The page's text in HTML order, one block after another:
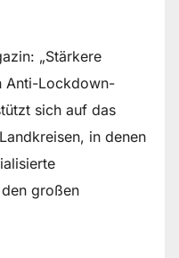
„Stärkere
Anti-Lockdown-
sich auf das
in denen
großen